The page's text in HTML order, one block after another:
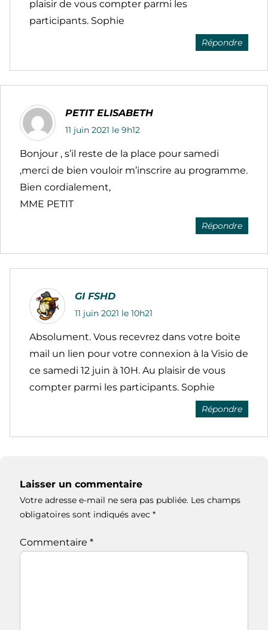
plaisir de vous compter parmi les
participants. Sophie
Répondre
PETIT ELISABETH
11 juin 2021 le 9h12
Bonjour , s’il reste de la place pour samedi
,merci de bien vouloir m’inscrire au programme.
Bien cordialement,
MME PETIT
Répondre
GI FSHD
11 juin 2021 le 10h21
Absolument. Vous recevrez dans votre boite
mail un lien pour votre connexion à la Visio de
ce samedi 12 juin à 10H. Au plaisir de vous
compter parmi les participants. Sophie
Répondre
Laisser un commentaire
Votre adresse e-mail ne sera pas publiée. Les champs
obligatoires sont indiqués avec *
Commentaire *